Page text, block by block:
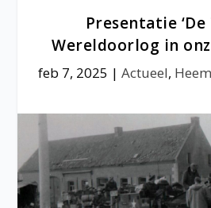
Presentatie
Wereldoorlog in
feb 7, 2025 | Actueel,